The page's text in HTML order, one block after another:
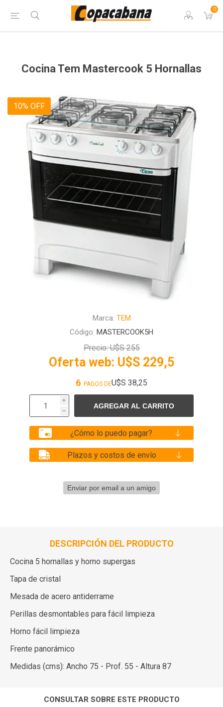
0
Cocina Tem Mastercook 5 Hornallas
10% OFF
Marca: TEM
Código: MASTERCOOK5H
Precio: U$S 255
Oferta web: U$S 229,5
6 PAGOS DEU$S 38,25
i
h
¿Cómo lo puedo pagar?
Plazos y costos de envío
DESCRIPCIÓN DEL PRODUCTO
Cocina 5 hornallas y horno supergas
Tapa de cristal
Mesada de acero antiderrame
Perillas desmontables para fácil limpieza
Horno fácil limpieza
Frente panorámico
Medidas (cms): Ancho 75 - Prof. 55 - Altura 87
CONSULTAR SOBRE ESTE PRODUCTO